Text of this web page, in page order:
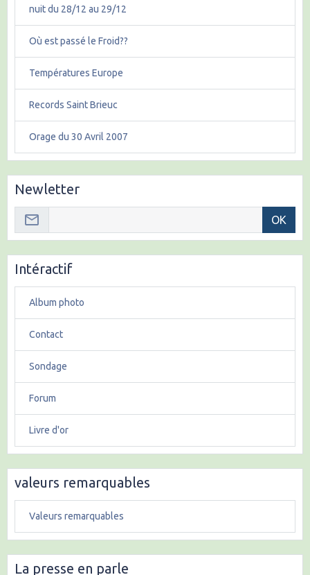
nuit du 28/12 au 29/12
Où est passé le Froid??
Températures Europe
Records Saint Brieuc
Orage du 30 Avril 2007
Newletter
OK
Intéractif
Album photo
Contact
Sondage
Forum
Livre d'or
valeurs remarquables
Valeurs remarquables
La presse en parle